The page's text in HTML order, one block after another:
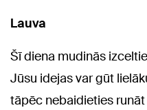
Lauva
Šī diena mudinās
Jūsu idejas var gūt
tāpēc nebaidieties